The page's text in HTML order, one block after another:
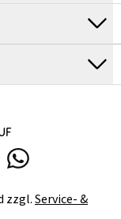
zzgl.Service- &